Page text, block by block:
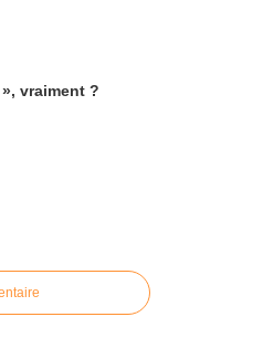
vraiment ?